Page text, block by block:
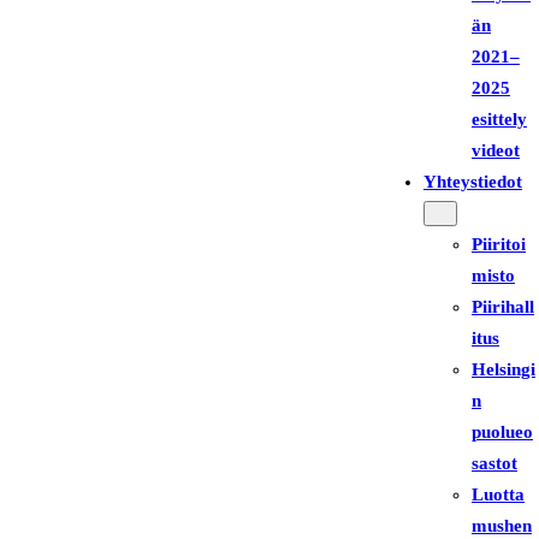
än
2021–
2025
esittely
videot
Yhteystiedot
Piiritoi
misto
Piirihall
itus
Helsingi
n
puolueo
sastot
Luotta
mushen